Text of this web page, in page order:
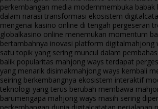
perkembangan media modernmembuka babak
dalam narasi transformasi ekosistem digital
mengenai kasino online di tengah pergeseran
globalkasino online menemukan momentum
bertambahnya inovasi platform digitalmahjong
satu topik yang sering muncul dalam
balik popularitas mahjong ways terdapat
yang menarik disimakmahjong ways kembali
seiring berkembangnya ekosistem interaktif
teknologi yang terus berubah membawa
barumengapa mahjong ways masih sering